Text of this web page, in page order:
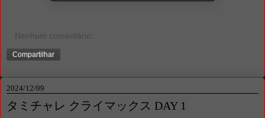
Nenhum comentário:
Compartilhar
2024/12/09
タミチャレ クライマックス DAY 1